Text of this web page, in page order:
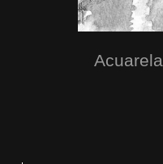
Acuarela